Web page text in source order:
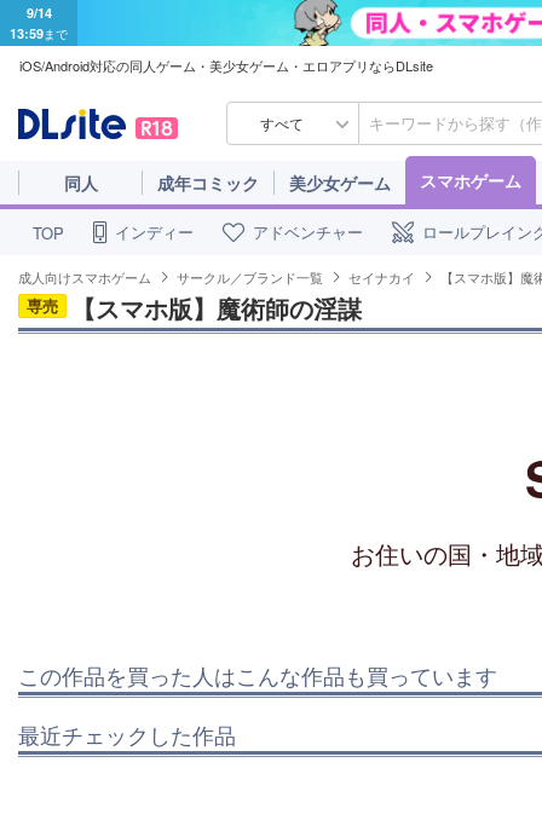
9/14
13:59まで
iOS/Android対応の同人ゲーム・美少女ゲーム・エロアプリならDLsite
すべて
同人 成年コミック 美少女ゲーム スマホゲーム
TOP インディー アドベンチャー ロールプレイン
成人向けスマホゲーム サークル／ブランド一覧 セイナカイ 【スマホ版】魔
専売 【スマホ版】魔術師の淫謀
お住いの国・地
この作品を買った人はこんな作品も買っています
最近チェックした作品